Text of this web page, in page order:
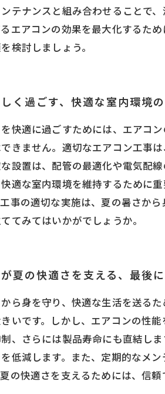
テナンスと組み合わせることで
エアコンの効果を最大化するた
検討しましょう。
く過ごす、快適な室内環境
快適に過ごすためには、エアコ
きません。適切なエアコン工事
設置は、配管の最適化や電気配
適な室内環境を維持するために
事の適切な実施は、夏の暑さか
てみてはいかがでしょうか。
夏の快適さを支える、最後
ら身を守り、快適な生活を送る
いです。しかし、エアコンの性
、さらには製品寿命にも直結し
低減します。また、定期的なメ
の快適さを支えるためには、信